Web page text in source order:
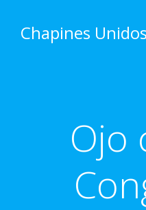
Chapines
Ojo